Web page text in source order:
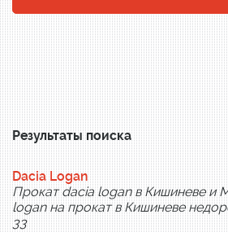
Результаты поиска
Dacia Logan
Прокат dacia logan в Кишиневе и
logan на прокат в Кишиневе
33